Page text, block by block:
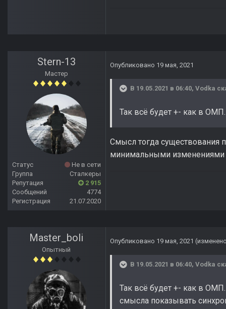
Stern-13
Мастер
Статус
Не в сети
Группа
Сталкеры
Репутация
2 915
Сообщений
4774
Регистрация
21.07.2020
Опубликовано 19 мая, 2021
В 19.05.2021 в 06:40, Vodka
Так всё будет +- как в ОМП.
Смысл тогда существования
минимальными изменениями
Master_boli
Опытный
Опубликовано 19 мая, 2021
В 19.05.2021 в 06:40, Vodka
Так всё будет +- как в
смысла показывать